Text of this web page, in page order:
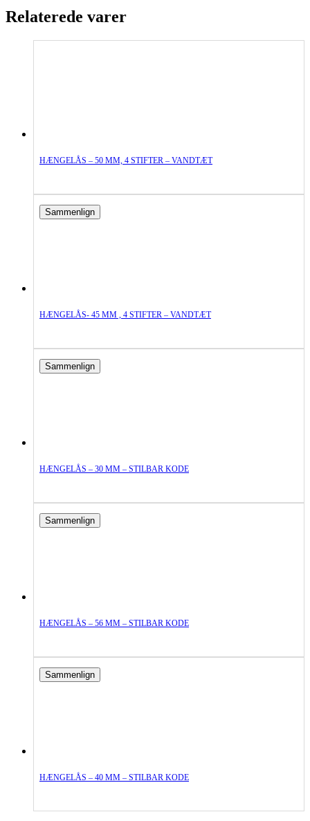
Relaterede varer
HÆNGELÅS – 50 MM, 4 STIFTER – VANDTÆT
Sammenlign
HÆNGELÅS- 45 MM , 4 STIFTER – VANDTÆT
Sammenlign
HÆNGELÅS – 30 MM – STILBAR KODE
Sammenlign
HÆNGELÅS – 56 MM – STILBAR KODE
Sammenlign
HÆNGELÅS – 40 MM – STILBAR KODE